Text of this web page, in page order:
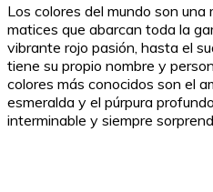
Los colores del mundo son
matices que abarcan toda la
vibrante rojo pasión, hasta el
tiene su propio nombre y
colores más conocidos son el
esmeralda y el púrpura
interminable y siempre